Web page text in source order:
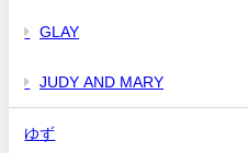
GLAY
JUDY AND MARY
ゆず